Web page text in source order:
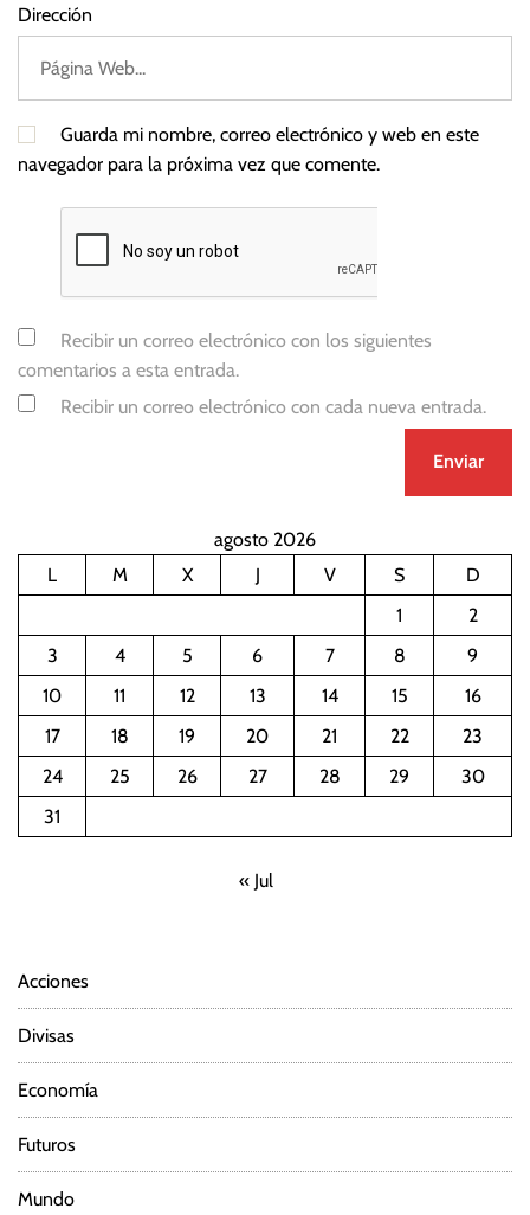
Dirección
Guarda mi nombre, correo electrónico y web en este
navegador para la próxima vez que comente.
Recibir un correo electrónico con los siguientes
comentarios a esta entrada.
Recibir un correo electrónico con cada nueva entrada.
agosto 2026
L
M X J V S
D
1
2
3
4 5 6 7 8
9
10
11 12 13 14 15
16
17
18 19 20 21 22
23
24
25 26 27 28 29
30
31
« Jul
Acciones
Divisas
Economía
Futuros
Mundo